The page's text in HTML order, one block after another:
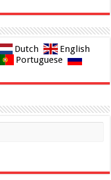
Dutch
English
Portuguese